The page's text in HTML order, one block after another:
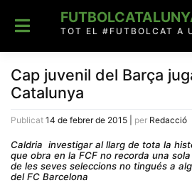
content
TOT EL #FUTBOLCAT A
Cap juvenil del Barça
Catalunya
Publicat 14 de febrer de 2015 per Redacció
Caldria investigar al llarg de tota la
que obra en la FCF no recorda una
de les seves seleccions no tingués a
del FC Barcelona